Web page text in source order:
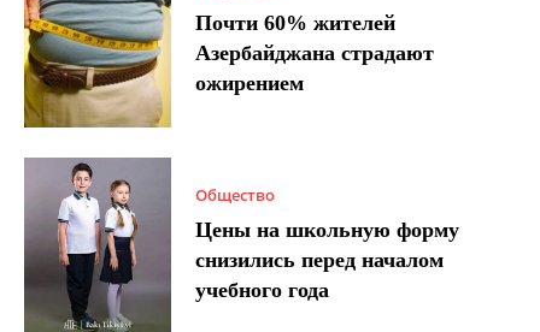
Почти 60% жителей
Азербайджана страдают
ожирением
Общество
Цены на школьную форму
снизились перед началом
учебного года